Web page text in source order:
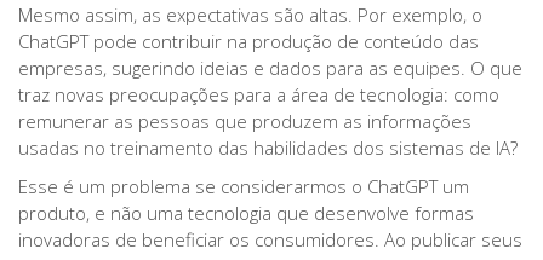
Mesmo assim, as expectativas são altas. Por exemplo, o
ChatGPT pode contribuir na produção de conteúdo das
empresas, sugerindo ideias e dados para as equipes. O que
traz novas preocupações para a área de tecnologia: como
remunerar as pessoas que produzem as informações
usadas no treinamento das habilidades dos sistemas de IA?
Esse é um problema se considerarmos o ChatGPT um
produto, e não uma tecnologia que desenvolve formas
inovadoras de beneficiar os consumidores. Ao publicar seus